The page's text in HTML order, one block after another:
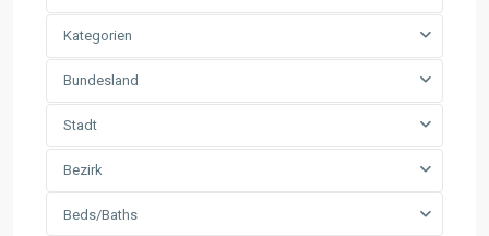
Kategorien
Bundesland
Stadt
Bezirk
Beds/Baths